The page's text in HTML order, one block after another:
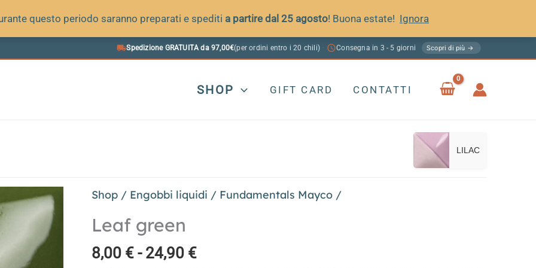
questo periodo saranno preparati e spediti a partire dal 25 agosto! Buona estate! Ignora
Spedizione GRATUITA da 97,00€(per ordini entro i 20 chili) · Consegna in 3 - 5 giorni Scopri di più →
SHOP GIFT CARD CONTATTI
LILAC
Shop / Engobbi liquidi / Fundamentals Mayco /
Leaf green
8,00 € - 24,90 €Fascia